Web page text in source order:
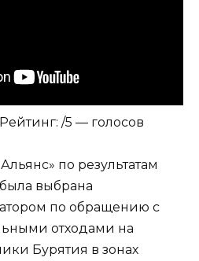
Рейтинг: /5 — голосов
по результатам
выбрана
по обращению с
отходами на
Бурятия в зонах